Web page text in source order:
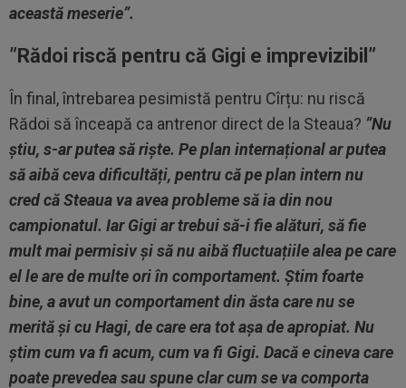
această meserie”.
”Rădoi riscă pentru că Gigi e imprevizibil”
În final, întrebarea pesimistă pentru Cîrțu: nu riscă
Rădoi să înceapă ca antrenor direct de la Steaua? ”Nu
știu, s-ar putea să riște. Pe plan internațional ar putea
să aibă ceva dificultăți, pentru că pe plan intern nu
cred că Steaua va avea probleme să ia din nou
campionatul. Iar Gigi ar trebui să-i fie alături, să fie
mult mai permisiv și să nu aibă fluctuațiile alea pe care
el le are de multe ori în comportament. Știm foarte
bine, a avut un comportament din ăsta care nu se
merită și cu Hagi, de care era tot așa de apropiat. Nu
știm cum va fi acum, cum va fi Gigi. Dacă e cineva care
poate prevedea sau spune clar cum se va comporta